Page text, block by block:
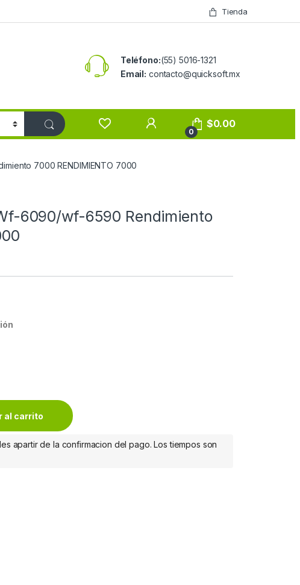
Tienda
Teléfono:(55) 5016-1321
Email: contacto@quicksoft.mx
0
$0.00
7000 RENDIMIENTO 7000
6090/wf-6590 Rendimiento
Rendimiento 7000 RENDIMIENTO 7000 quantity
al carrito
apartir de la confirmacion del pago. Los tiempos son